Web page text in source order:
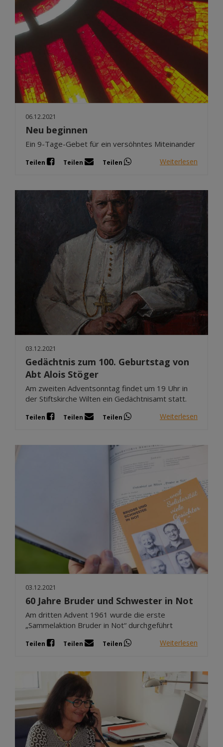
06.12.2021
Neu beginnen
Ein 9-Tage-Gebet für ein versöhntes Miteinander
Teilen Teilen Teilen Weiterlesen
03.12.2021
Gedächtnis zum 100. Geburtstag von
Abt Alois Stöger
Am zweiten Adventsonntag findet um 19 Uhr in
der Stiftskirche Wilten ein Gedächtnisamt statt.
Teilen Teilen Teilen Weiterlesen
03.12.2021
60 Jahre Bruder und Schwester in Not
Am dritten Advent 1961 wurde die erste
„Sammelaktion Bruder in Not“ durchgeführt
Teilen Teilen Teilen Weiterlesen